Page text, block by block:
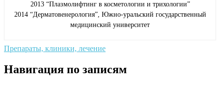
2013 “Плазмолифтинг в косметологии и трихологии”
2014 “Дерматовенерология”, Южно-уральский государственный
медицинский университет
Препараты, клиники, лечение
Навигация по записям